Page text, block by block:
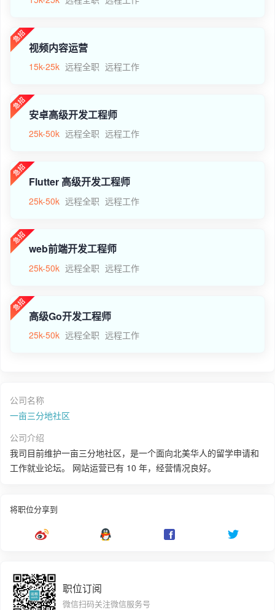
视频内容运营
15k-25k 远程全职 远程工作
安卓高级开发工程师
25k-50k 远程全职 远程工作
Flutter 高级开发工程师
25k-50k 远程全职 远程工作
web前端开发工程师
25k-50k 远程全职 远程工作
高级Go开发工程师
25k-50k 远程全职 远程工作
公司名称
一亩三分地社区
公司介绍
我司目前维护一亩三分地社区，是一个面向北美华人的留学申请和
工作就业论坛。 网站运营已有 10 年，经营情况良好。
将职位分享到
职位订阅
微信扫码关注微信服务号